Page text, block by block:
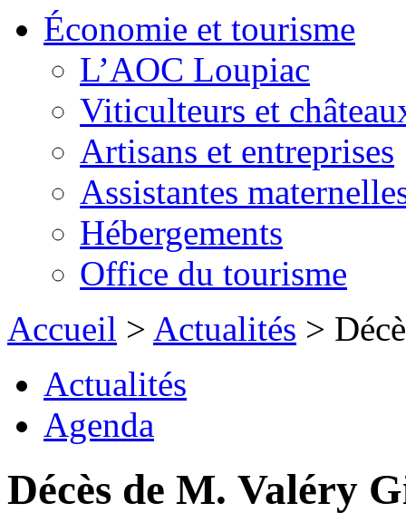
Économie et tourisme
L’AOC Loupiac
Viticulteurs et
Artisans et entreprises
Assistantes
Hébergements
Office du tourisme
Accueil > Actualités >
Actualités
Agenda
Décès de M. Valéry